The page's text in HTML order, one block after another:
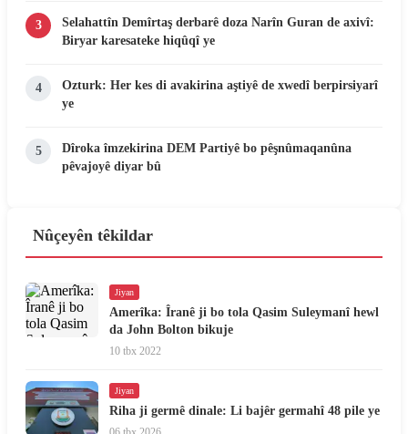
3
Selahattîn Demîrtaş derbarê doza Narîn Guran de axivî:
Biryar karesateke hiqûqî ye
4
Ozturk: Her kes di avakirina aştiyê de xwedî berpirsiyarî
ye
5
Dîroka îmzekirina DEM Partiyê bo pêşnûmaqanûna
pêvajoyê diyar bû
Nûçeyên têkildar
Jiyan
Amerîka: Îranê ji bo tola Qasim Suleymanî hewl
da John Bolton bikuje
10 tbx 2022
Jiyan
Riha ji germê dinale: Li bajêr germahî 48 pile ye